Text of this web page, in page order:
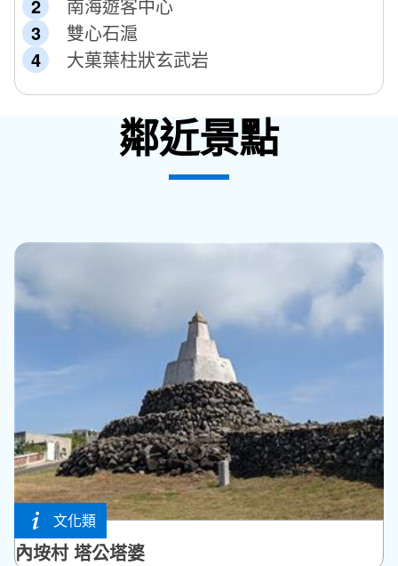
南海遊客中心
雙心石滬
大菓葉柱狀玄武岩
鄰近景點
文化類
西嶼鄉
內垵村 塔公塔婆